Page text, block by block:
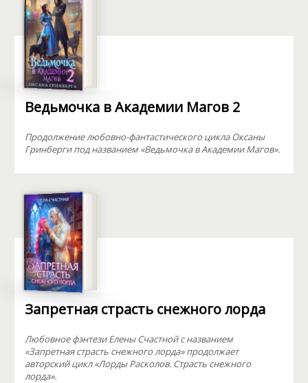
Ведьмочка в Академии Магов 2
Продолжение любовно-фантастического цикла Оксаны
Гринберги под названием «Ведьмочка в Академии Магов».
Запретная страсть снежного лорда
Любовное фэнтези Елены Счастной с названием
«Запретная страсть снежного лорда» продолжает
авторский цикл «Лорды Расколов. Страсть снежного
лорда».